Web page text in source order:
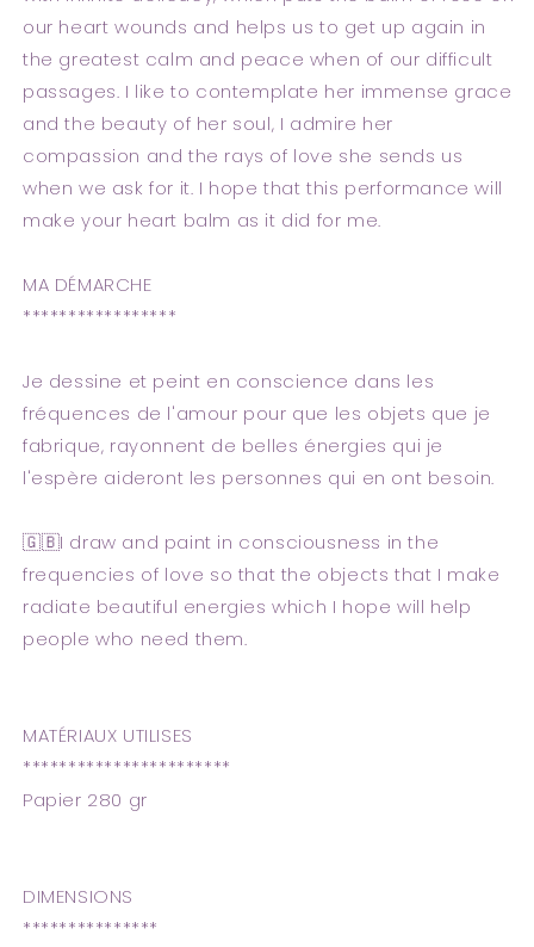
our heart wounds and helps us to get up again in
the greatest calm and peace when of our difficult
passages. I like to contemplate her immense grace
and the beauty of her soul, I admire her
compassion and the rays of love she sends us
when we ask for it. I hope that this performance will
make your heart balm as it did for me.
MA DÉMARCHE
*****************
Je dessine et peint en conscience dans les
fréquences de l'amour pour que les objets que je
fabrique, rayonnent de belles énergies qui je
l'espère aideront les personnes qui en ont besoin.
🇬🇧I draw and paint in consciousness in the
frequencies of love so that the objects that I make
radiate beautiful energies which I hope will help
people who need them.
MATÉRIAUX UTILISES
***********************
Papier 280 gr
DIMENSIONS
***************